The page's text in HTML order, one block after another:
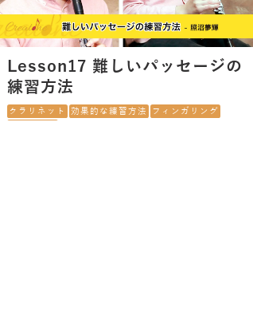
Lesson17 難しいパッセージの
練習方法
クラリネット 効果的な練習方法
フィンガリング